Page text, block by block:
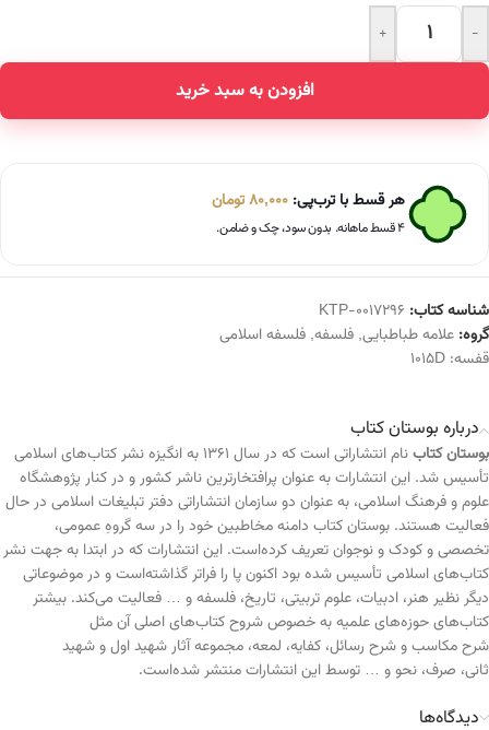
-
+
افزودن به سبد خرید
Alternative:
هر قسط با ترب‌پی: 80,000تومان
۴ قسط ماهانه. بدون سود، چک و ضامن.
شناسه کتاب: KTP-0017296
گروه: علامه طباطبایی, فلسفه, فلسفه اسلامی
قفسه: 1015D
درباره بوستان کتاب
بوستان کتاب
نام انتشاراتی است که در سال ۱۳۶۱ به انگیزه نشر کتاب‌های اسلامی
تأسیس شد. این انتشارات به عنوان پرافتخارترین ناشر کشور و در کنار پژوهشگاه
علوم و فرهنگ اسلامی، به عنوان دو سازمان انتشاراتی دفتر تبلیغات اسلامی در حال
فعالیت هستند. بوستان کتاب دامنه مخاطبین خود را در سه گروهِ عمومی،
تخصصی و کودک و نوجوان تعریف کرده‌است. این انتشارات که در ابتدا به جهت نشر
کتاب‌های اسلامی تأسیس شده بود اکنون پا را فراتر گذاشته‌است و در موضوعاتی
دیگر نظیر هنر، ادبیات، علوم تربیتی، تاریخ، فلسفه و … فعالیت می‌کند. بیشتر
کتاب‌های حوزه‌های علمیه به خصوص شروح کتاب‌های اصلی آن مثل
شرح مکاسب و شرح رسائل، کفایه، لمعه، مجموعه آثار شهید اول و شهید
ثانی، صرف، نحو و … توسط این انتشارات منتشر شده‌است.
دیدگاه‌ها